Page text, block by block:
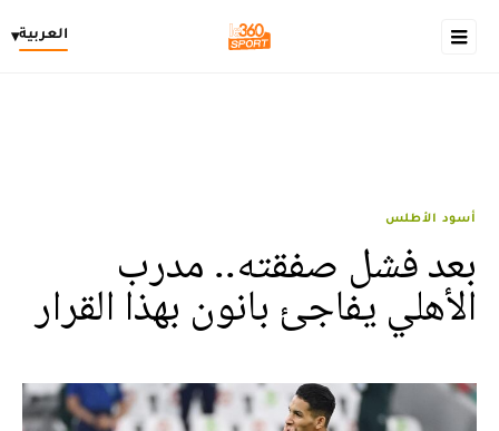
العربية▾
أسود الأطلس
بعد فشل صفقته.. مدرب
الأهلي يفاجئ بانون بهذا القرار